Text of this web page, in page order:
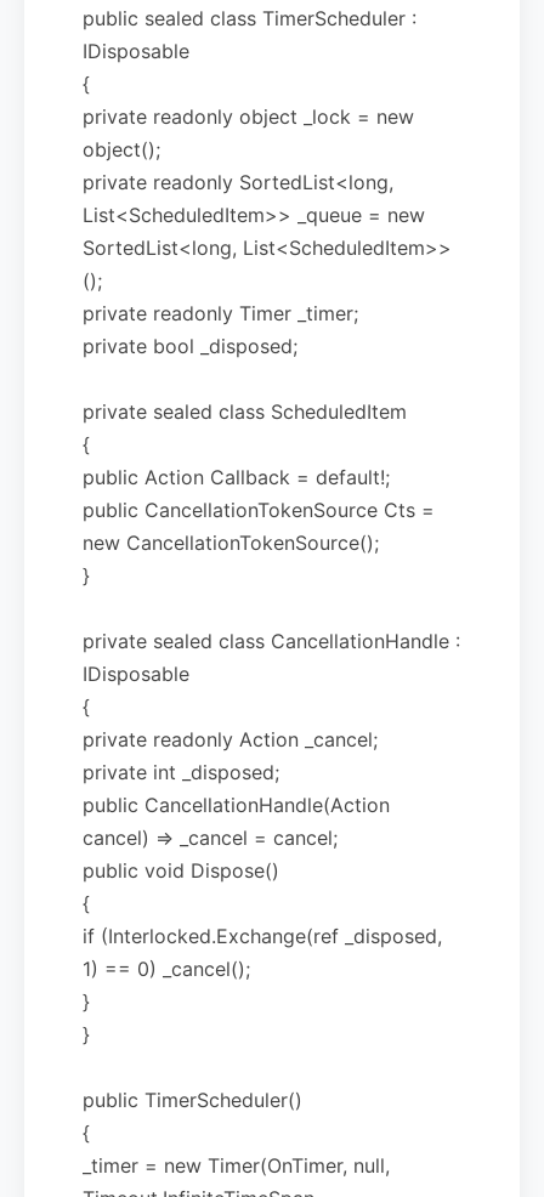
public sealed class TimerScheduler :
IDisposable
{
private readonly object _lock = new
object();
private readonly SortedList<long,
List<ScheduledItem>> _queue = new
SortedList<long, List<ScheduledItem>>
();
private readonly Timer _timer;
private bool _disposed;
private sealed class ScheduledItem
{
public Action Callback = default!;
public CancellationTokenSource Cts =
new CancellationTokenSource();
}
private sealed class CancellationHandle :
IDisposable
{
private readonly Action _cancel;
private int _disposed;
public CancellationHandle(Action
cancel) => _cancel = cancel;
public void Dispose()
{
if (Interlocked.Exchange(ref _disposed,
1) == 0) _cancel();
}
}
public TimerScheduler()
{
_timer = new Timer(OnTimer, null,